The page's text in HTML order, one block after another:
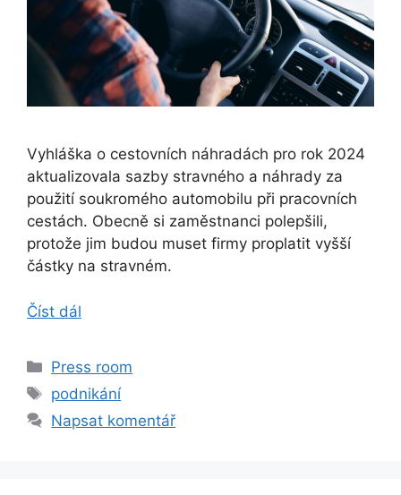
Vyhláška o cestovních náhradách pro rok 2024
aktualizovala sazby stravného a náhrady za
použití soukromého automobilu při pracovních
cestách. Obecně si zaměstnanci polepšili,
protože jim budou muset firmy proplatit vyšší
částky na stravném.
Číst dál
Rubriky
Press room
Štítky
podnikání
Napsat komentář